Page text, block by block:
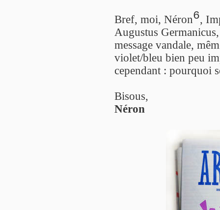
Bref, moi, Néron6,
Augustus
message vandale,
violet/bleu bien peu
cependant : pourquoi
Bisous,
Néron